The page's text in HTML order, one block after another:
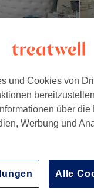
mit
und Cookies von
über
Werbung und
Alle